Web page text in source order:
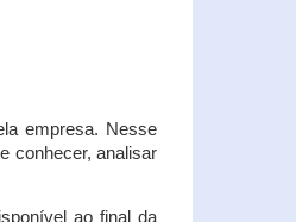
empresa. Nesse
conhecer, analisar
ao final da